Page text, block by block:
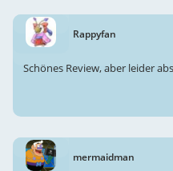
Rappyfan
Schönes Review, aber leider
mermaidman